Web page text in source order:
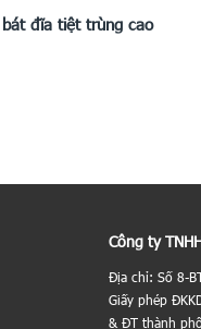
đĩa tiệt trùng cao
Công ty
Địa chỉ: Số 8-
Giấy phép
& ĐT thành